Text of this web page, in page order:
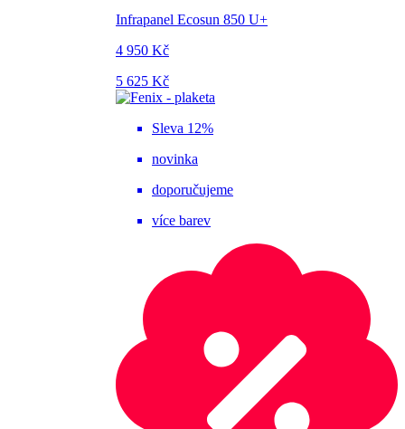
Infrapanel Ecosun 850 U+
4 950 Kč
5 625 Kč
Sleva 12%
novinka
doporučujeme
více barev